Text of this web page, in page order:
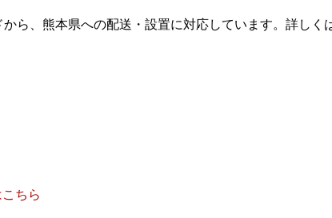
ら、熊本県への配送・設置に対応しています。詳しく
ちら